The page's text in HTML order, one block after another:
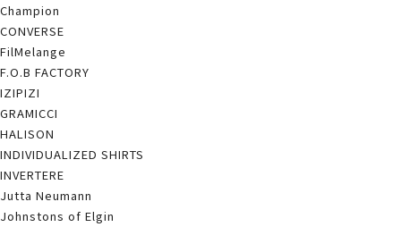
Champion
CONVERSE
FilMelange
F.O.B FACTORY
IZIPIZI
GRAMICCI
HALISON
INDIVIDUALIZED SHIRTS
INVERTERE
Jutta Neumann
Johnstons of Elgin